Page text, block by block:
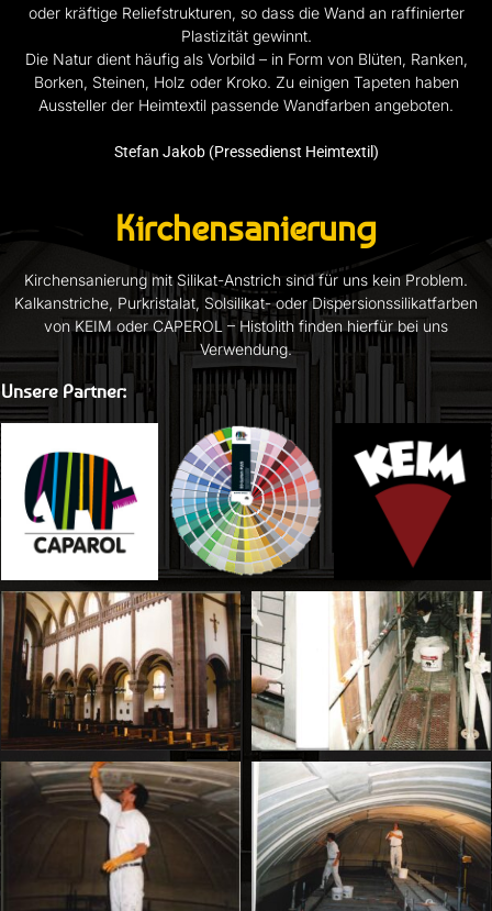
oder kräftige Reliefstrukturen, so dass die Wand an raffinierter
Plastizität gewinnt.
Die Natur dient häufig als Vorbild – in Form von Blüten, Ranken,
Borken, Steinen, Holz oder Kroko. Zu einigen Tapeten haben
Aussteller der Heimtextil passende Wandfarben angeboten.
Stefan Jakob (Pressedienst Heimtextil)
Kirchensanierung
Kirchensanierung mit Silikat-Anstrich sind für uns kein Problem.
Kalkanstriche, Purkristalat, Solsilikat- oder Dispersionssilikatfarben
von KEIM oder CAPEROL – Histolith finden hierfür bei uns
Verwendung.
Unsere Partner: